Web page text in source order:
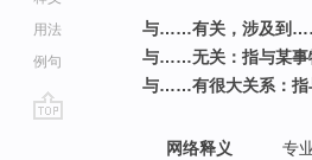
用法
例句
与……有关，涉及到……
与……无关：指与某事
与……有很大关系：指
网络释义 专